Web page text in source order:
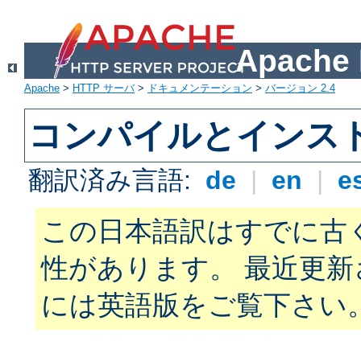
Apache
Apache > HTTP サーバ> ドキュメンテーション > バージョン 2.4
コンパイルとインス
翻訳済み言語: de | en |
この日本語訳はすでに古
性があります。 最近更
には英語版をご覧下さい